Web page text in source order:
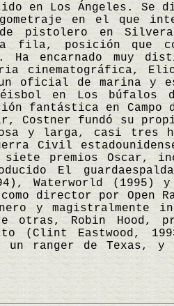
en Los Ángeles. Se
en el que
pistolero en
fila, posición que
encarnado muy
cinematográfica,
oficial de marina y
en Los búfalos
fantástica en Campo
Costner fundó su
y larga, casi tres
Civil
premios Oscar,
El
Waterworld (1995)
director por Open
y magistralmente
otras, Robin Hood,
(Clint Eastwood,
ranger de Texas, y